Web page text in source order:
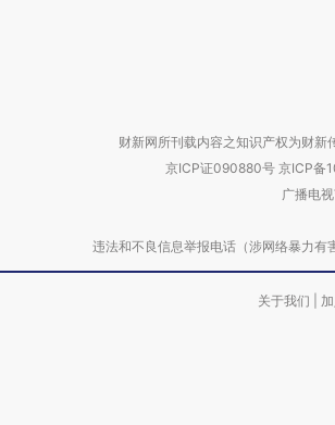
财新网所刊载内容之知识产权为财新
京ICP证090880号 京ICP备
广播电
违法和不良信息举报电话（涉网络暴力
关于我们